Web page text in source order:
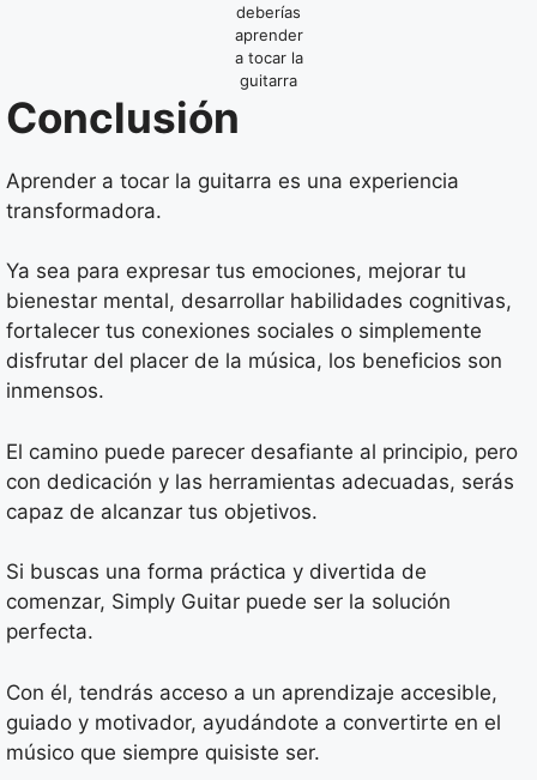
deberías
aprender
a tocar la
guitarra
Conclusión
Aprender a tocar la guitarra es una experiencia
transformadora.
Ya sea para expresar tus emociones, mejorar tu
bienestar mental, desarrollar habilidades cognitivas,
fortalecer tus conexiones sociales o simplemente
disfrutar del placer de la música, los beneficios son
inmensos.
El camino puede parecer desafiante al principio, pero
con dedicación y las herramientas adecuadas, serás
capaz de alcanzar tus objetivos.
Si buscas una forma práctica y divertida de
comenzar, Simply Guitar puede ser la solución
perfecta.
Con él, tendrás acceso a un aprendizaje accesible,
guiado y motivador, ayudándote a convertirte en el
músico que siempre quisiste ser.